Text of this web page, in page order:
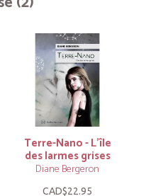
Terre-Nano - L’île
des larmes grises
Diane Bergeron
CAD$22.95